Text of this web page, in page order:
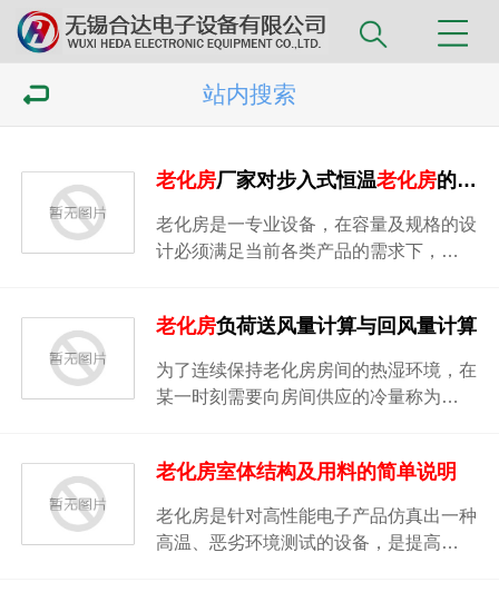
站内搜索
老化房厂家对步入式恒温老化房的设计原则
老化房是一专业设备，在容量及规格的设
计必须满足当前各类产品的需求下，…
老化房负荷送风量计算与回风量计算
为了连续保持老化房房间的热湿环境，在
某一时刻需要向房间供应的冷量称为…
老化房室体结构及用料的简单说明
老化房是针对高性能电子产品仿真出一种
高温、恶劣环境测试的设备，是提高…